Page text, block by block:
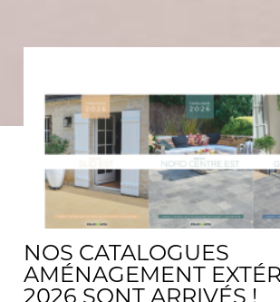
NOS CATALOGUES
AMÉNAGEMENT
2026 SONT ARRIVÉS !